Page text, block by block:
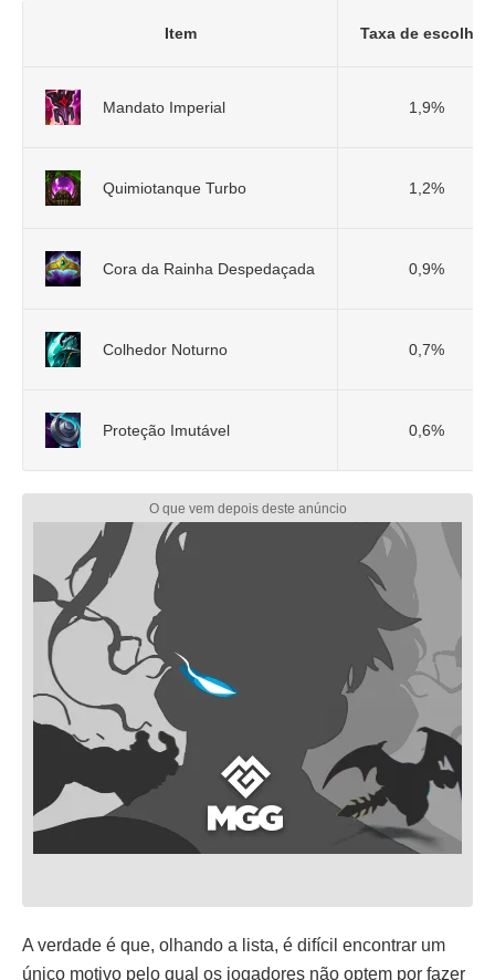
Item Taxa de escolhas
Mandato Imperial 1,9%
Quimiotanque Turbo 1,2%
Cora da Rainha Despedaçada 0,9%
Colhedor Noturno 0,7%
Proteção Imutável 0,6%
A verdade é que, olhando a lista, é difícil encontrar um
único motivo pelo qual os jogadores não optem por fazer